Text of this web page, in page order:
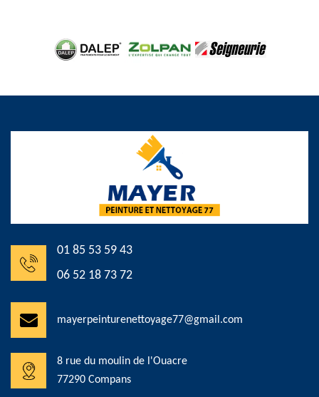
01 85 53 59 43
06 52 18 73 72
mayerpeinturenettoyage77@gmail.com
8 rue du moulin de l'Ouacre
77290 Compans